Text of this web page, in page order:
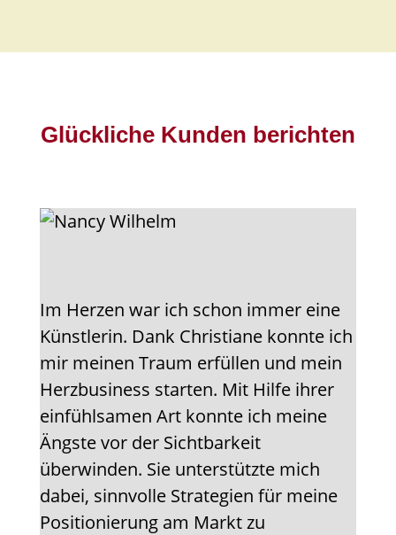
Glückliche Kunden berichten
Im Herzen war ich schon immer eine
Künstlerin. Dank Christiane konnte ich
mir meinen Traum erfüllen und mein
Herzbusiness starten. Mit Hilfe ihrer
einfühlsamen Art konnte ich meine
Ängste vor der Sichtbarkeit
überwinden. Sie unterstützte mich
dabei, sinnvolle Strategien für meine
Positionierung am Markt zu